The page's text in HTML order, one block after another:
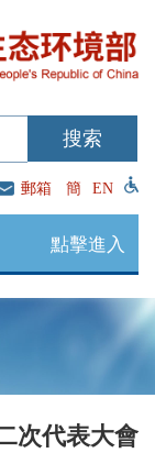
郵箱 簡 EN
點擊進入
次代表大會